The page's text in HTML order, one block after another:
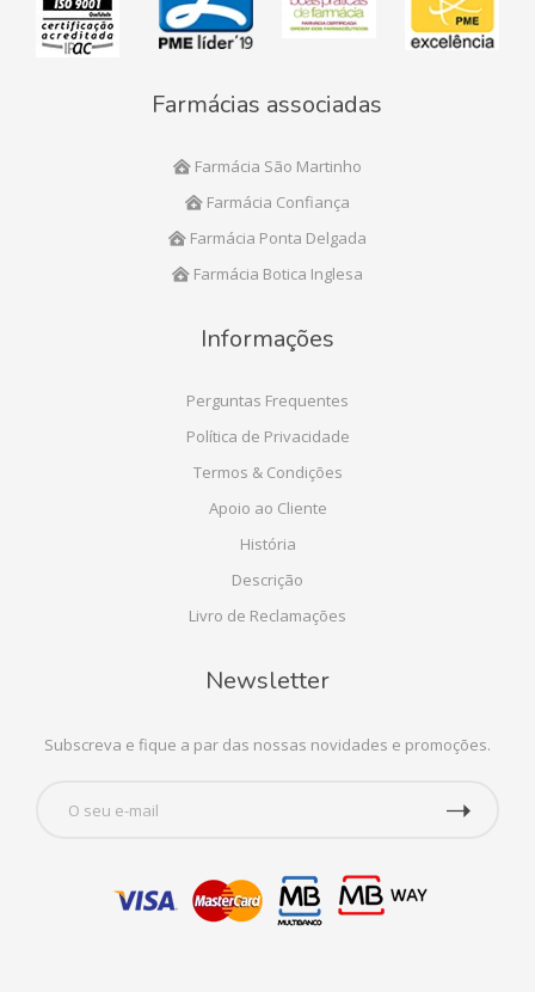
Farmácias associadas
Farmácia São Martinho
Farmácia Confiança
Farmácia Ponta Delgada
Farmácia Botica Inglesa
Informações
Perguntas Frequentes
Política de Privacidade
Termos & Condições
Apoio ao Cliente
História
Descrição
Livro de Reclamações
Newsletter
Subscreva e fique a par das nossas novidades e promoções.